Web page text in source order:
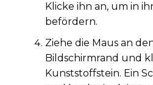
Klicke ihn an, um in
befördern.
Ziehe die Maus an
Bildschirmrand und
Kunststoffstein. Ein